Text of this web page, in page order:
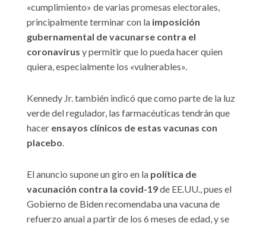
«cumplimiento» de varias promesas electorales,
principalmente terminar con la imposición
gubernamental de vacunarse contra el
coronavirus y permitir que lo pueda hacer quien
quiera, especialmente los «vulnerables».
Kennedy Jr. también indicó que como parte de la luz
verde del regulador, las farmacéuticas tendrán que
hacer ensayos clínicos de estas vacunas con
placebo
El anuncio supone un giro en la política de
vacunación contra la covid-19de EE.UU., pues el
Gobierno de Biden recomendaba una vacuna de
refuerzo anual a partir de los 6 meses de edad, y se